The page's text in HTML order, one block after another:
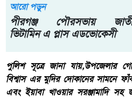
আরো পড়ুন
পীরগঞ্জ পৌরসভায়
ভিটামিন এ প্লাস এডভোকেসী
পুলিশ সূত্রে জানা যায়,উপজেলার
বিশ্বাস এর মুদির দোকানের সামনে
এবং ইয়াবা খাওয়ার সরঞ্জামাদি